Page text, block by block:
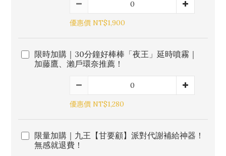
優惠價 NT$1,900
限時加購｜30分鐘好棒棒「夜王」延時噴霧｜
加藤鷹、瀨戶環奈推薦！
優惠價 NT$1,280
限量加購｜九王【甘要顧】派對代謝補給神器！
無感就退費！